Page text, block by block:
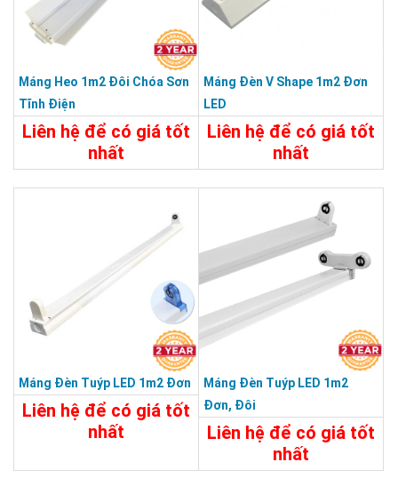
Máng Heo 1m2 Đôi Chóa Sơn
Tĩnh Điện
Liên hệ để có giá tốt
nhất
115.000đ
Máng Đèn V Shape 1m2 Đơn
LED
Liên hệ để có giá tốt
nhất
Máng Đèn Tuýp LED 1m2 Đơn
Liên hệ để có giá tốt
nhất
Máng Đèn Tuýp LED 1m2
Đơn, Đôi
Liên hệ để có giá tốt
nhất
25.000đ